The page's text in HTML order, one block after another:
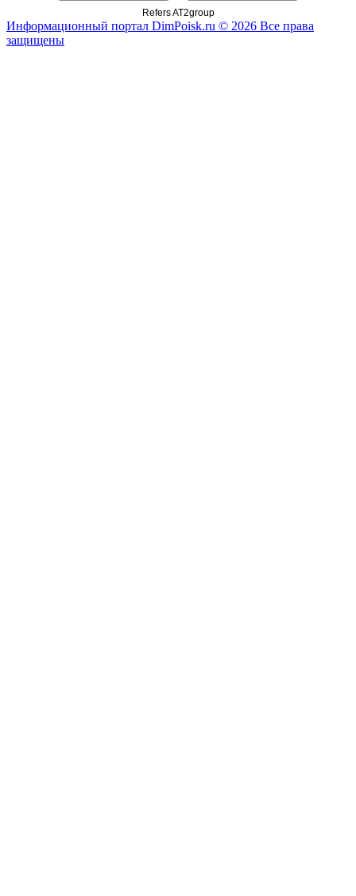
Refers AT2group
Информационный портал DimPoisk.ru © 2026 Все права
защищены